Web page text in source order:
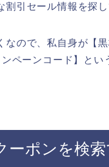
割引セール情報を探
なので、私自身が【
ペーンコード】と
ーポンを検索